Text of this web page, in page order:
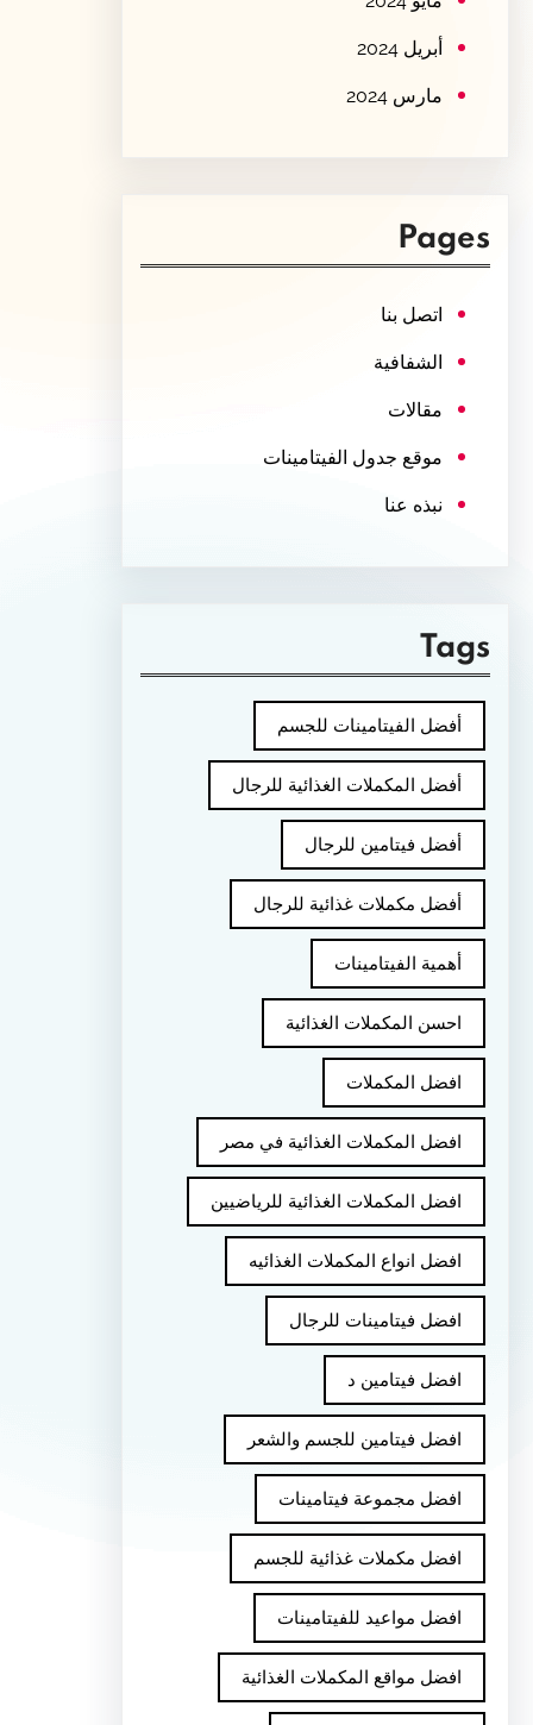
أبريل 2024
مارس 2024
Pages
اتصل بنا
الشفافية
مقالات
موقع جدول الفيتامينات
نبذه عنا
Tags
أفضل الفيتامينات للجسم
أفضل المكملات الغذائية للرجال
أفضل فيتامين للرجال
أفضل مكملات غذائية للرجال
أهمية الفيتامينات
احسن المكملات الغذائية
افضل المكملات
افضل المكملات الغذائية في مصر
افضل المكملات الغذائية للرياضيين
افضل انواع المكملات الغذائيه
افضل فيتامينات للرجال
افضل فيتامين د
افضل فيتامين للجسم والشعر
افضل مجموعة فيتامينات
افضل مكملات غذائية للجسم
افضل مواعيد للفيتامينات
افضل مواقع المكملات الغذائية